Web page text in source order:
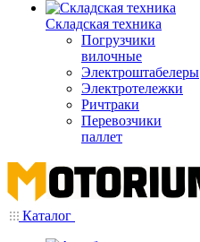
Складская техника
Погрузчики
вилочные
Электроштабелеры
Электротележки
Ричтраки
Перевозчики
паллет
Каталог